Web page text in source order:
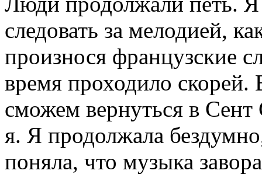
следовать за мелодией,
произнося французские
время проходило
сможем вернуться в
я. Я продолжала
поняла, что музыка